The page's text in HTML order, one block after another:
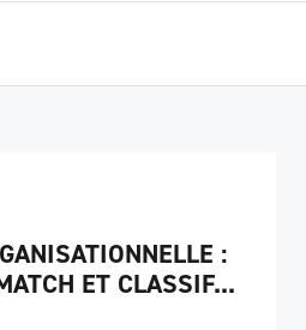
:
ET CLASSIF...